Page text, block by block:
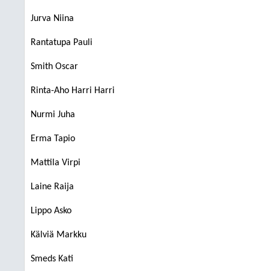
Jurva Niina
Rantatupa Pauli
Smith Oscar
Rinta-Aho Harri Harri
Nurmi Juha
Erma Tapio
Mattila Virpi
Laine Raija
Lippo Asko
Kälviä Markku
Smeds Kati